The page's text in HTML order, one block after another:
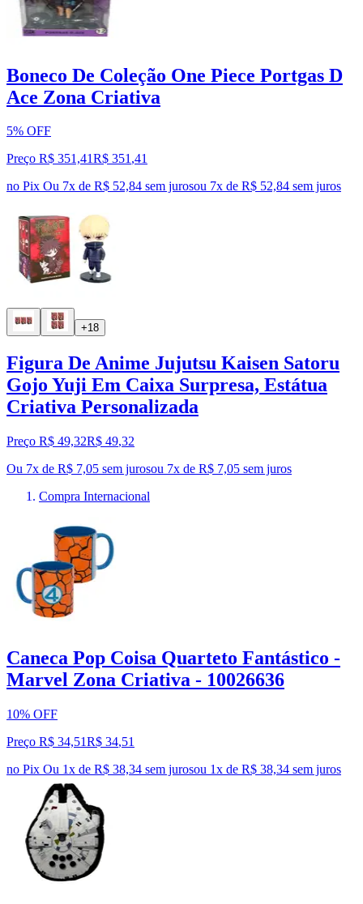
Boneco De Coleção One Piece Portgas D
Ace Zona Criativa
5% OFF
Preço R$ 351,41R$ 351,41
no Pix Ou 7x de R$ 52,84 sem jurosou 7x de R$ 52,84 sem juros
+18
Figura De Anime Jujutsu Kaisen Satoru
Gojo Yuji Em Caixa Surpresa, Estátua
Criativa Personalizada
Preço R$ 49,32R$ 49,32
Ou 7x de R$ 7,05 sem jurosou 7x de R$ 7,05 sem juros
Compra Internacional
Caneca Pop Coisa Quarteto Fantástico -
Marvel Zona Criativa - 10026636
10% OFF
Preço R$ 34,51R$ 34,51
no Pix Ou 1x de R$ 38,34 sem jurosou 1x de R$ 38,34 sem juros